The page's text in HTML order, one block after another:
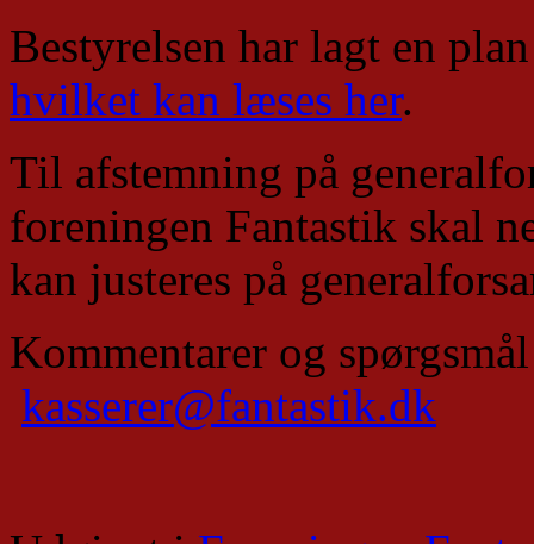
Bestyrelsen har lagt en
hvilket kan læses her.
Til afstemning på
foreningen Fantastik skal
kan justeres på
Kommentarer og
kasserer@fantastik.dk